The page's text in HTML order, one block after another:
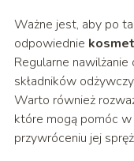
Ważne jest, aby po
odpowiednie
Regularne
składników
Warto również
które mogą pomóc
przywróceniu jej